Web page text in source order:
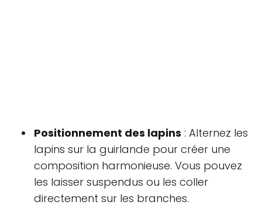
Positionnement des lapins : Alternez les
lapins sur la guirlande pour créer une
composition harmonieuse. Vous pouvez
les laisser suspendus ou les coller
directement sur les branches.